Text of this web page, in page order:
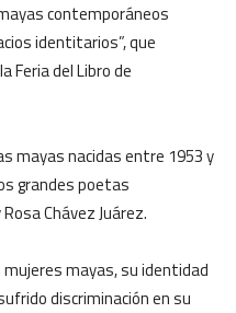
contemporáneos
identitarios”, que
Feria del Libro de
mayas nacidas entre 1953 y
grandes poetas
Chávez Juárez.
mujeres mayas, su identidad
discriminación en su